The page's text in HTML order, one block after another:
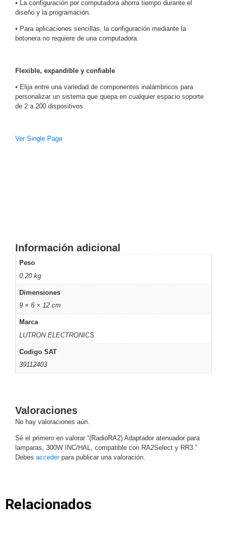
-
PinholePTZVideograbadoras
Analógicas
- TurboHD
Drones,
Robots e
Industrial
Cámaras
Adaptadores
PoEPDUPlantas
Energía
- No Break
Kits-
Sistemas
Completos
IP
Megapixel
Canales
Monitores
Pantallas
y
Mobiliario
/
• La configuración por computadora ahorra tiempo durante el
diseño y la programación.
• Para aplicaciones sencillas, la configuración mediante la
botonera no requiere de una computadora.
Flexible, expandible y confiable
• Elija entre una variedad de componentes inalámbricos para
personalizar un sistema que quepa en cualquier espacio soporte
de 2 a 200 dispositivos.
Ver Single Page
Información adicional
Peso
0.20 kg
Dimensiones
9 × 6 × 12 cm
Marca
LUTRON ELECTRONICS
Codigo SAT
39112403
Valoraciones
No hay valoraciones aún.
Sé el primero en valorar “(RadioRA2) Adaptador atenuador para
lamparas, 300W INC/HAL, compatible con RA2Select y RR3.”
Debes accederpara publicar una valoración.
Relacionados